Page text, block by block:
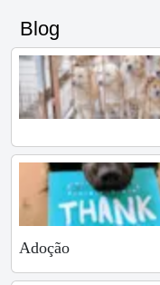
Blog
Adoção